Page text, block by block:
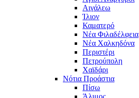
Αιγάλεω
Ίλιον
Καματερό
Νέα Φιλαδέλφεια
Νέα Χαλκηδόνα
Περιστέρι
Πετρούπολη
Χαϊδάρι
Νότια Προάστια
Πίσω
Άλιμος